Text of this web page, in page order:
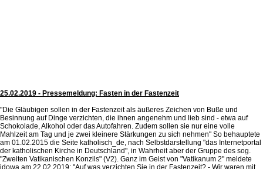
25.02.2019 - Pressemeldung: Fasten in der Fastenzeit
"Die Gläubigen sollen in der Fastenzeit als äußeres Zeichen von Buße und
Besinnung auf Dinge verzichten, die ihnen angenehm und lieb sind - etwa auf
Schokolade, Alkohol oder das Autofahren. Zudem sollen sie nur eine volle
Mahlzeit am Tag und je zwei kleinere Stärkungen zu sich nehmen" So behauptete
am 01.02.2015 die Seite katholisch_de, nach Selbstdarstellung "das Internetportal
der katholischen Kirche in Deutschland", in Wahrheit aber der Gruppe des sog.
"Zweiten Vatikanischen Konzils" (V2). Ganz im Geist von "Vatikanum 2" meldete
idowa am 22.02.2019: "Auf was verzichten Sie in der Fastenzeit? - Wir waren mit